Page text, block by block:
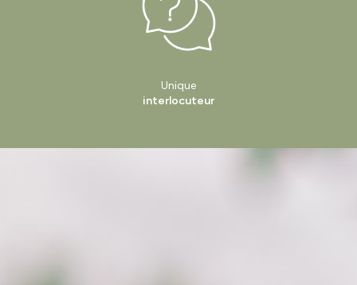
Unique
interlocuteur